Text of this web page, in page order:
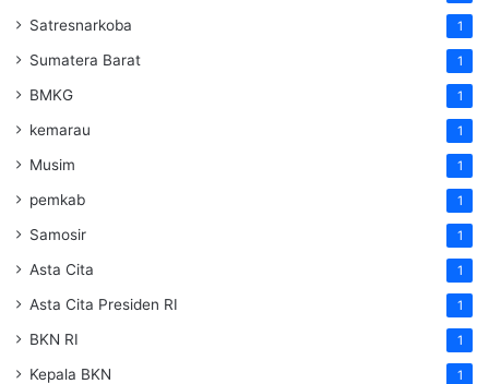
Satresnarkoba 1
Sumatera Barat 1
BMKG 1
kemarau 1
Musim 1
pemkab 1
Samosir 1
Asta Cita 1
Asta Cita Presiden RI 1
BKN RI 1
Kepala BKN 1